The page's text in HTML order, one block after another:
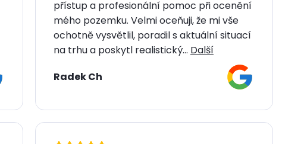
přístup a profesionální pomoc při ocenění
mého pozemku. Velmi oceňuji, že mi vše
ochotně vysvětlil, poradil s aktuální situací
na trhu a poskytl realistický... Další
Radek Ch